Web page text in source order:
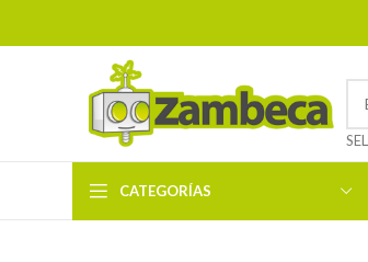
CATEGORÍAS